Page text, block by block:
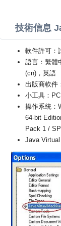
技術信息
軟件許可：
語言：繁體
(cn)，英語
出版商軟件
小工具：
操作系統：
64-bit
Pack 1 /
Java